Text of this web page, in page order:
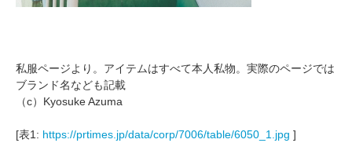
私服ページより。アイテムはすべて本人私物。実際のページでは
ブランド名なども記載
（c）Kyosuke Azuma
[表1: https://prtimes.jp/data/corp/7006/table/6050_1.jpg ]